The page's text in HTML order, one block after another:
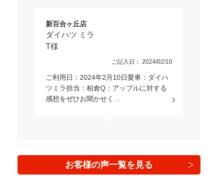
新百合ヶ丘店
ダイハツ ミラ
T様
ご記入日： 2024/02/10
ご利用日：2024年2月10日愛車：ダイハ
ツミラ担当：柏倉Q：アップルに対する
感想をぜひお聞かせく…
お客様の声一覧を見る